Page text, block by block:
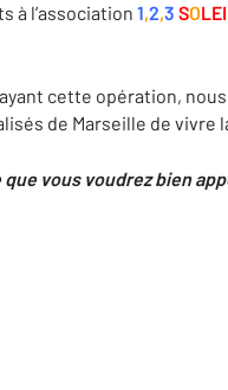
à l’association 1,2,3 SO
cette opération,
de Marseille de vivre
que vous voudrez bien